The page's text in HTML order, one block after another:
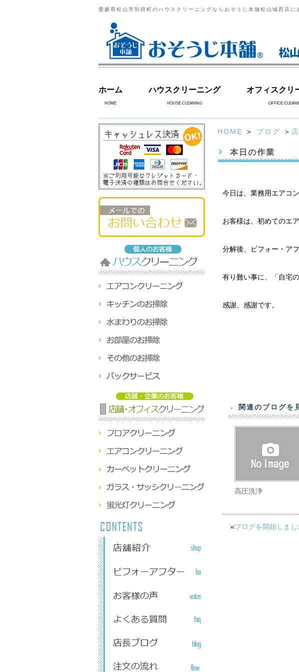
愛媛県松山市別府町のハウスクリーニングならおそうじ本舗松山城西店に
松
ホーム
HOME
ハウスクリーニング
HOUSE CLEANING
オフィスクリ
OFFICE
HOME ＞ ブログ ＞
本日の作業
今日は、業務用エアコ
お客様は、初めてのエ
分解後、ビフォー・ア
有り難い事に、「自宅
感謝、感謝です。
関連のブログを
高圧洗浄
«ブログを開始しまし